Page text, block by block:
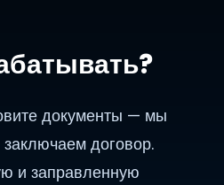
документы — мы
договор.
и заправленную